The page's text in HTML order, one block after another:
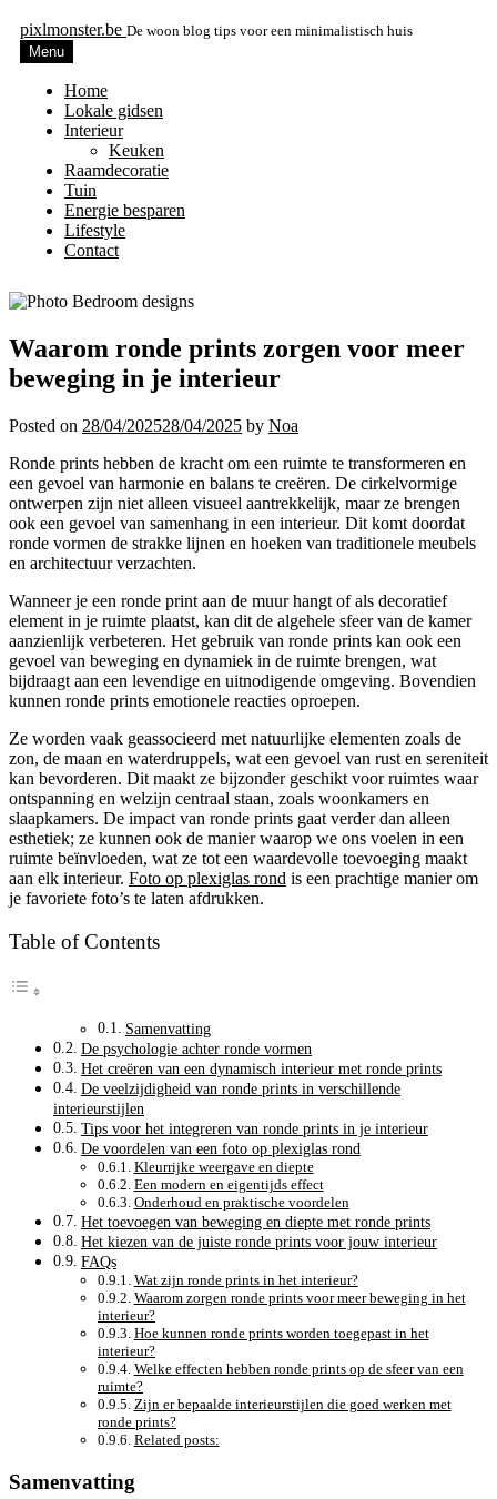
pixlmonster.be De woon blog tips voor een minimalistisch huis
Menu
Home
Lokale gidsen
Interieur
Keuken
Raamdecoratie
Tuin
Energie besparen
Lifestyle
Contact
Waarom ronde prints zorgen voor meer
beweging in je interieur
Posted on 28/04/202528/04/2025 by Noa
Ronde prints hebben de kracht om een ruimte te transformeren en
een gevoel van harmonie en balans te creëren. De cirkelvormige
ontwerpen zijn niet alleen visueel aantrekkelijk, maar ze brengen
ook een gevoel van samenhang in een interieur. Dit komt doordat
ronde vormen de strakke lijnen en hoeken van traditionele meubels
en architectuur verzachten.
Wanneer je een ronde print aan de muur hangt of als decoratief
element in je ruimte plaatst, kan dit de algehele sfeer van de kamer
aanzienlijk verbeteren. Het gebruik van ronde prints kan ook een
gevoel van beweging en dynamiek in de ruimte brengen, wat
bijdraagt aan een levendige en uitnodigende omgeving. Bovendien
kunnen ronde prints emotionele reacties oproepen.
Ze worden vaak geassocieerd met natuurlijke elementen zoals de
zon, de maan en waterdruppels, wat een gevoel van rust en sereniteit
kan bevorderen. Dit maakt ze bijzonder geschikt voor ruimtes waar
ontspanning en welzijn centraal staan, zoals woonkamers en
slaapkamers. De impact van ronde prints gaat verder dan alleen
esthetiek; ze kunnen ook de manier waarop we ons voelen in een
ruimte beïnvloeden, wat ze tot een waardevolle toevoeging maakt
aan elk interieur. Foto op plexiglas rond is een prachtige manier om
je favoriete foto’s te laten afdrukken.
Table of Contents
Samenvatting
De psychologie achter ronde vormen
Het creëren van een dynamisch interieur met ronde prints
De veelzijdigheid van ronde prints in verschillende
interieurstijlen
Tips voor het integreren van ronde prints in je interieur
De voordelen van een foto op plexiglas rond
Kleurrijke weergave en diepte
Een modern en eigentijds effect
Onderhoud en praktische voordelen
Het toevoegen van beweging en diepte met ronde prints
Het kiezen van de juiste ronde prints voor jouw interieur
FAQs
Wat zijn ronde prints in het interieur?
Waarom zorgen ronde prints voor meer beweging in het
interieur?
Hoe kunnen ronde prints worden toegepast in het
interieur?
Welke effecten hebben ronde prints op de sfeer van een
ruimte?
Zijn er bepaalde interieurstijlen die goed werken met
ronde prints?
Related posts:
Samenvatting